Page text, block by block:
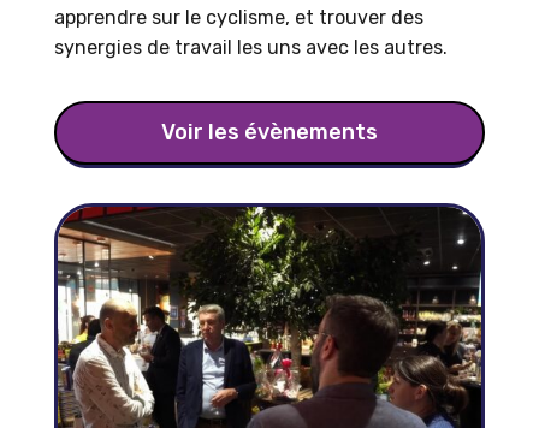
apprendre sur le cyclisme, et trouver des
synergies de travail les uns avec les autres.
Voir les évènements